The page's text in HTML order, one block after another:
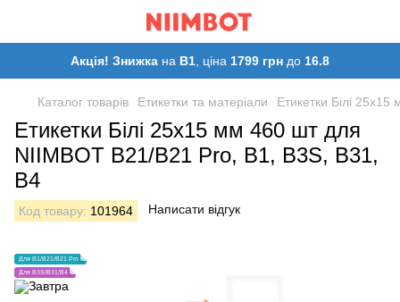
Акція! Знижка на B1 , ціна 1799 грн до 16.8
Каталог товарів Етикетки та матеріали Етикетки Білі
Етикетки Білі 25х15 мм 460 шт для
NIIMBOT B21/B21 Pro, B1, B3S, B31,
B4
Код товару: 101964 Написати відгук
Для B1/B21/B21 Pro
Для B3S/B31/B4